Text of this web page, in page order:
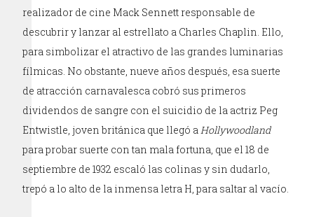
realizador de cine Mack Sennett responsable de
descubrir y lanzar al estrellato a Charles Chaplin. Ello,
para simbolizar el atractivo de las grandes luminarias
fílmicas. No obstante, nueve años después, esa suerte
de atracción carnavalesca cobró sus primeros
dividendos de sangre con el suicidio de la actriz Peg
Entwistle, joven británica que llegó aHollywoodland
para probar suerte con tan mala fortuna, que el 18 de
septiembre de 1932 escaló las colinas y sin dudarlo,
trepó a lo alto de la inmensa letra H, para saltar al vacío.